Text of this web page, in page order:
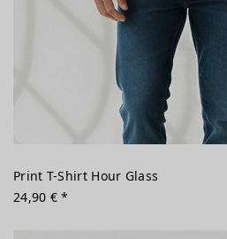
Print T-Shirt Hour Glass
24,90 € *